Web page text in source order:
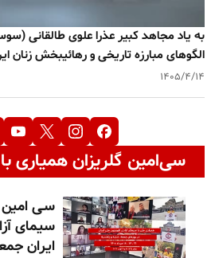
به یاد مجاهد کبیر عذرا علوی طالقانی
الگوهای مبارزه تاریخی و رهائیبخش زنان
۱۴۰۵/۴/۱۴
سی‌امین گلریزان همیاری
سـی امین
سیمای
ایران